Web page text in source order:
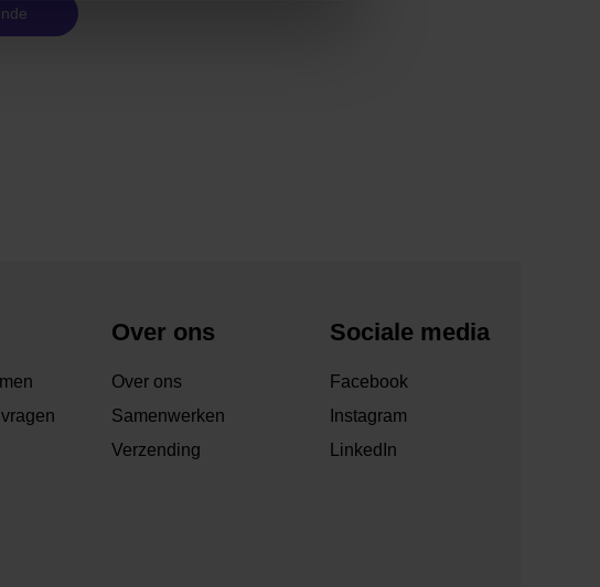
Over ons
Over ons
Samenwerken
Verzending
Sociale media
Facebook
Instagram
LinkedIn